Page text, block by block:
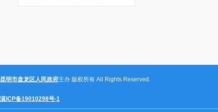
昆明市盘龙区人民政府主办 版权所有 All Rights Reserved.
滇ICP备19010298号-1